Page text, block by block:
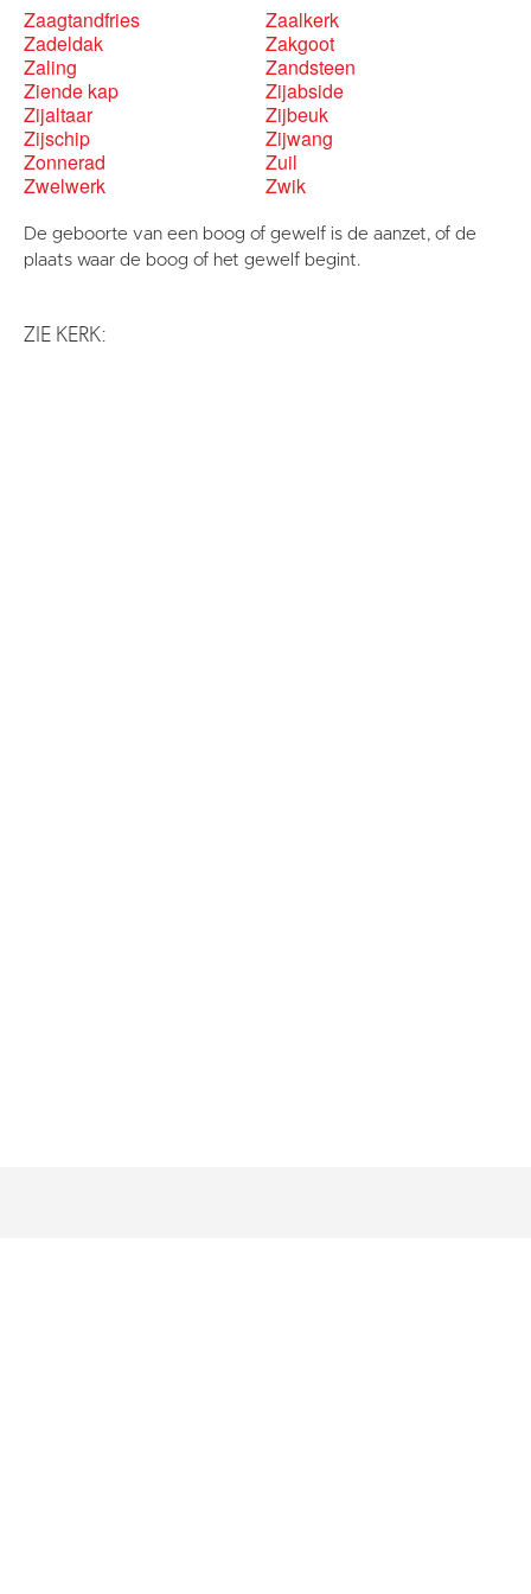
Zaagtandfries
Zaalkerk
Zadeldak
Zakgoot
Zaling
Zandsteen
Ziende kap
Zijabside
Zijaltaar
Zijbeuk
Zijschip
Zijwang
Zonnerad
Zuil
Zwelwerk
Zwik
De geboorte van een boog of gewelf is de aanzet, of de
plaats waar de boog of het gewelf begint.
ZIE KERK: